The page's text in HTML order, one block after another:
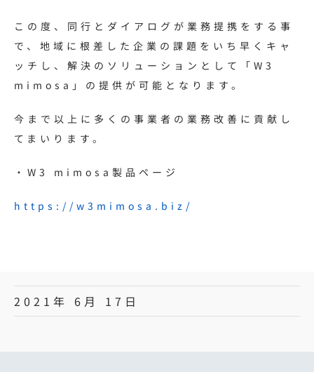
この度、同行とダイアログが業務提携をする事
で、地域に根差した企業の課題をいち早くキャ
ッチし、解決のソリューションとして「W3
mimosa」の提供が可能となります。
今まで以上に多くの事業者の業務改善に貢献し
てまいります。
・W3 mimosa製品ページ
https://w3mimosa.biz/
2021年 6月 17日